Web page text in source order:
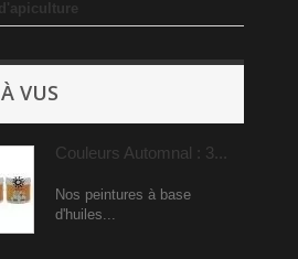
VUS
Couleurs Automnal : 3...
Nos peintures à base
d'huiles...